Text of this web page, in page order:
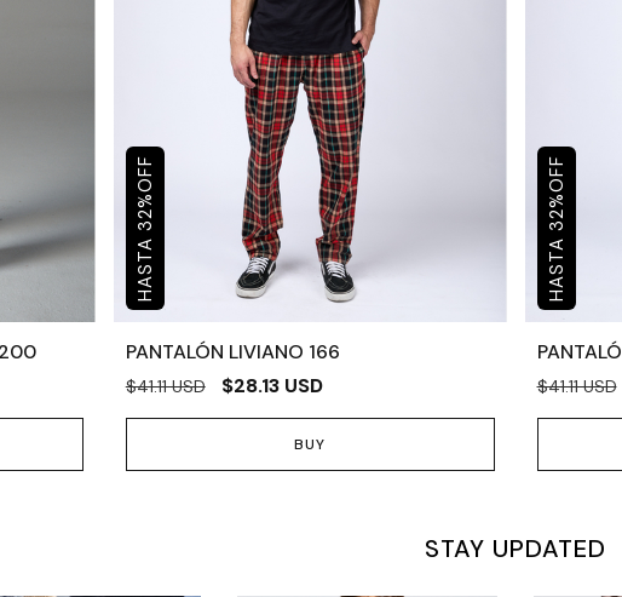
32
%
OFF
PANTALÓN LIVIANO 166
$41.11 USD $28.13 USD
BUY
32
%
OFF
$41.11 USD
STAY UPDATED